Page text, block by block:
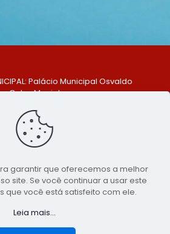
Palácio Municipal Osvaldo
Celso Maciel
do Una - PE. CEP: 553370-128
(81) 99548-1569
- Assessoria de Comunicação da
de São Bento do Una - PE
LumusWeb - Agência Digital
garantir que oferecemos a melhor
site. Se você continuar a usar este
que você está satisfeito com ele.
Leia mais...